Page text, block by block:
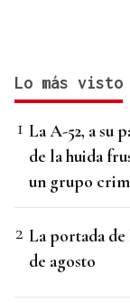
Lo más visto
La A-52, a su
de la huida
un grupo
La portada de
de agosto